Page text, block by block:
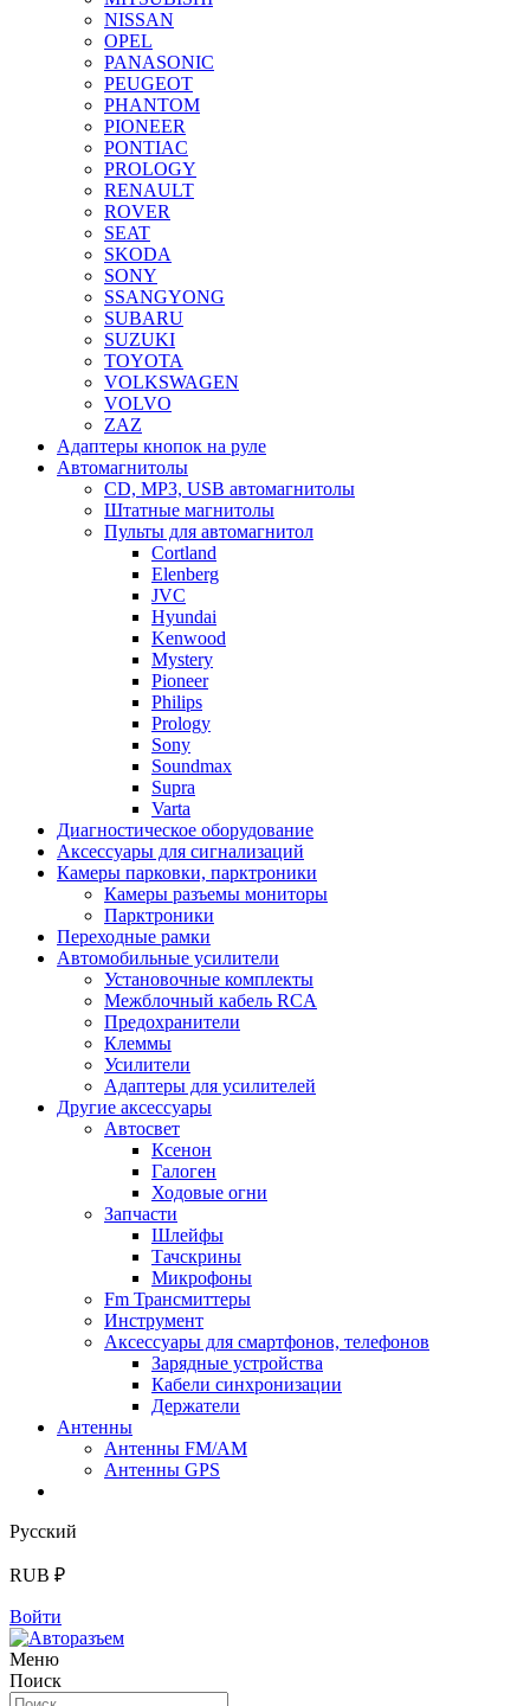
NISSAN
OPEL
PANASONIC
PEUGEOT
PHANTOM
PIONEER
PONTIAC
PROLOGY
RENAULT
ROVER
SEAT
SKODA
SONY
SSANGYONG
SUBARU
SUZUKI
TOYOTA
VOLKSWAGEN
VOLVO
ZAZ
Адаптеры кнопок на руле
Автомагнитолы
CD, MP3, USB автомагнитолы
Штатные магнитолы
Пульты для автомагнитол
Cortland
Elenberg
JVC
Hyundai
Kenwood
Mystery
Pioneer
Philips
Prology
Sony
Soundmax
Supra
Varta
Диагностическое оборудование
Аксессуары для сигнализаций
Камеры парковки, парктроники
Камеры разъемы мониторы
Парктроники
Переходные рамки
Автомобильные усилители
Установочные комплекты
Межблочный кабель RCA
Предохранители
Клеммы
Усилители
Адаптеры для усилителей
Другие аксессуары
Автосвет
Ксенон
Галоген
Ходовые огни
Запчасти
Шлейфы
Тачскрины
Микрофоны
Fm Трансмиттеры
Инструмент
Аксессуары для смартфонов, телефонов
Зарядные устройства
Кабели синхронизации
Держатели
Антенны
Антенны FM/AM
Антенны GPS
Русский
RUB ₽
Войти
Меню
Поиск